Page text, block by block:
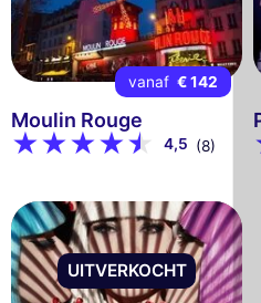
vanaf € 142
Moulin Rouge
4,5 (8)
UITVERKOCHT